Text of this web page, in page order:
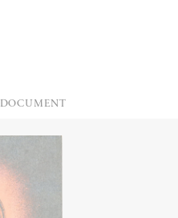
DOCUMENT